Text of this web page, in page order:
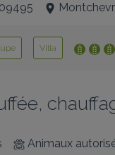
Villa
Animaux